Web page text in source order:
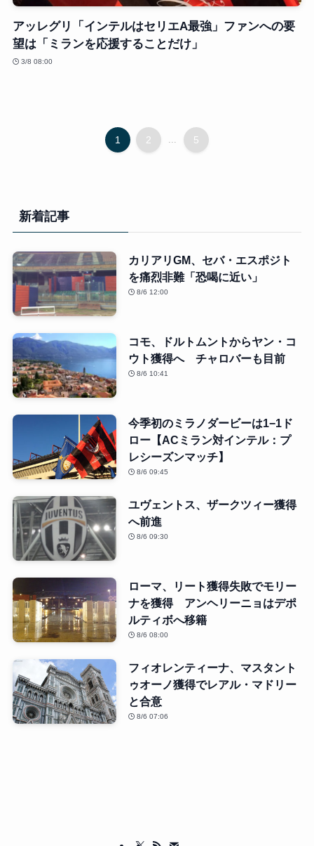
アッレグリ「インテルはセリエA最強」ファンへの要
望は「ミランを応援することだけ」
3/8 08:00
1 2 ... 5
新着記事
カリアリGM、セバ・エスポジト
を痛烈非難「恐喝に近い」
8/6 12:00
コモ、ドルトムントからヤン・コ
ウト獲得へ チャロバーも目前
8/6 10:41
今季初のミラノダービーは1−1ド
ロー【ACミラン対インテル：プ
レシーズンマッチ】
8/6 09:45
ユヴェントス、ザークツィー獲得
へ前進
8/6 09:30
ローマ、リート獲得失敗でモリー
ナを獲得 アンヘリーニョはデポ
ルティボへ移籍
8/6 08:00
フィオレンティーナ、マスタント
ゥオーノ獲得でレアル・マドリー
と合意
8/6 07:06